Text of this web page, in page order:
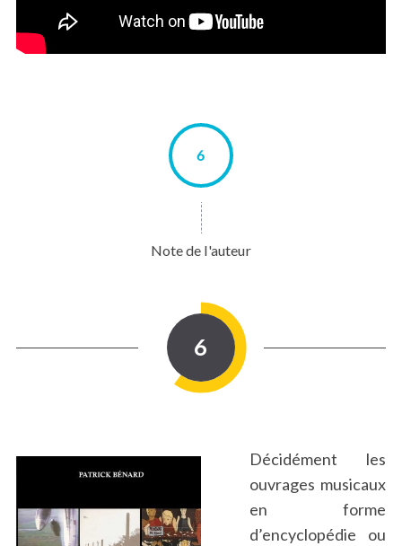
6
Note de l'auteur
6
Décidément les
ouvrages musicaux
en forme
d’encyclopédie ou